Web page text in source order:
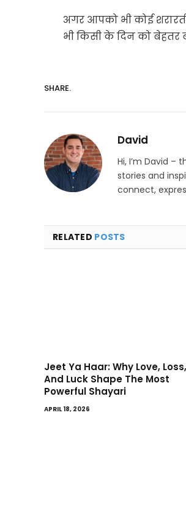
अगर आपको भी कोई
भी किसी के दिन को बेहतर
SHARE.
David
Hi, I’m David –
stories and
connect,
RELATED POSTS
Jeet Ya Haar: Why Love, Loss,
And Luck Shape The Most
Powerful Shayari
APRIL 18, 2026